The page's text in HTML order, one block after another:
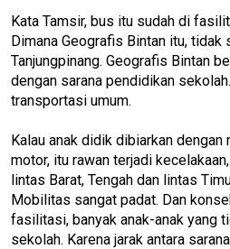
Kata Tamsir, bus itu sudah di
Dimana Geografis Bintan itu, tidak
Tanjungpinang. Geografis Bintan
dengan sarana pendidikan
transportasi umum.
Kalau anak didik dibiarkan dengan
motor, itu rawan terjadi
lintas Barat, Tengah dan lintas
Mobilitas sangat padat. Dan
fasilitasi, banyak anak-anak yang
sekolah. Karena jarak antara